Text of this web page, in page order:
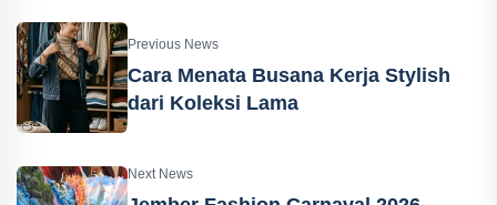
Previous News
Cara Menata Busana Kerja Stylish
dari Koleksi Lama
Next News